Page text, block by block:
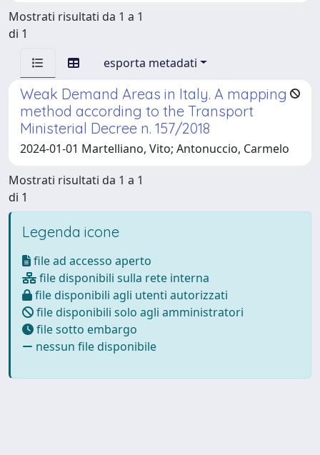
Mostrati risultati da 1 a 1
di 1
esporta metadati
Weak Demand Areas in Italy. A mapping
method according to the Transport
Ministerial Decree n. 157/2018
2024-01-01 Martelliano, Vito; Antonuccio, Carmelo
Mostrati risultati da 1 a 1
di 1
Legenda icone
file ad accesso aperto
file disponibili sulla rete interna
file disponibili agli utenti autorizzati
file disponibili solo agli amministratori
file sotto embargo
nessun file disponibile